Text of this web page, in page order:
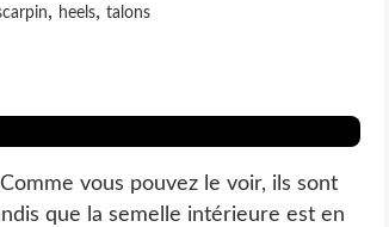
, heels, talons
vous pouvez le voir, ils sont
que la semelle intérieure est en